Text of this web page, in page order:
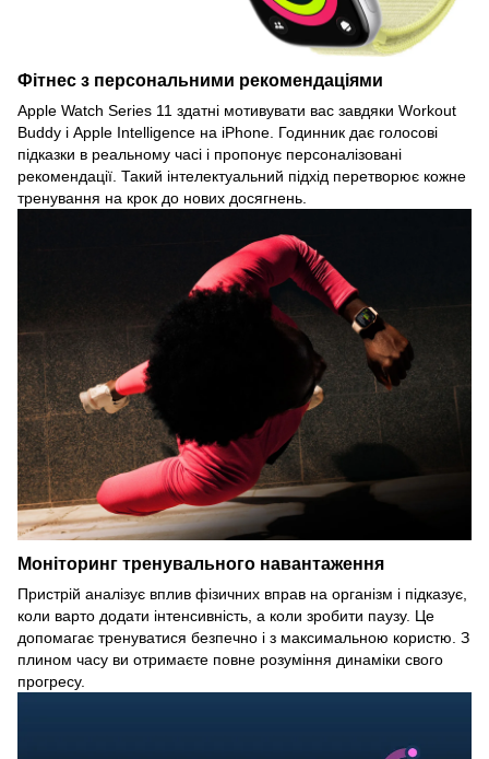
Фітнес з персональними рекомендаціями
Apple Watch Series 11 здатні мотивувати вас завдяки Workout
Buddy і Apple Intelligence на iPhone. Годинник дає голосові
підказки в реальному часі і пропонує персоналізовані
рекомендації. Такий інтелектуальний підхід перетворює кожне
тренування на крок до нових досягнень.
Моніторинг тренувального навантаження
Пристрій аналізує вплив фізичних вправ на організм і підказує,
коли варто додати інтенсивність, а коли зробити паузу. Це
допомагає тренуватися безпечно і з максимальною користю. З
плином часу ви отримаєте повне розуміння динаміки свого
прогресу.